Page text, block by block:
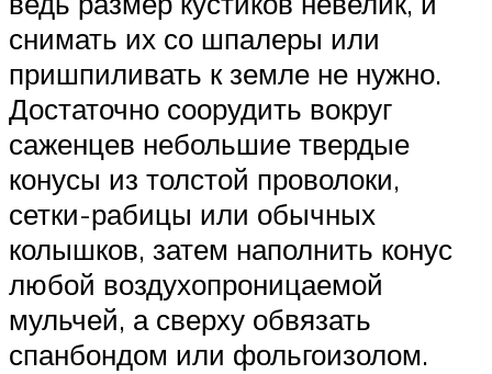
снимать их со шпалеры или
пришпиливать к земле не нужно.
Достаточно соорудить вокруг
саженцев небольшие твердые
конусы из толстой проволоки,
сетки-рабицы или обычных
колышков, затем наполнить конус
любой воздухопроницаемой
мульчей, а сверху обвязать
спанбондом или фольгоизолом.